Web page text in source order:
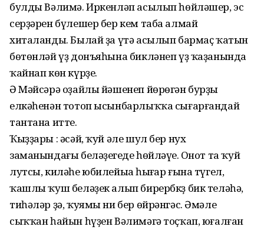
булды Вәлимә. Иркенләп асылып һөйләшер, эс
серҙәрен бүлешер бер кем таба алмай
хиталанды. Былай ҙа үтә асылып бармаҫ ҡатын
бөтөнләй үҙ донъяһына бикләнеп үҙ ҡаҙанында
ҡайнап көн күрҙе.
Ә Мәйсәрә оҙайлы йәшенеп йөрөгән бурҙың
елкәһенән тотоп ысынбарлыҡҡа сығарғандай
тантана итте.
Ҡыҙҙары : әсәй, ҡуй әле шул бер нух
заманындағы беләҙегеңде һөйләүең. Онот та ҡуй
лутсы, киләһе юбилейыңа һыңғар ғына түгел,
ҡашлы ҡуш беләҙек алып бирербкҙ бик теләһәң,
тиһәләр ҙә, ҡуямы ни бер өйрәнгәс. Әмәле
сыҡҡан һайын һүҙен Вәлимәгә тоҫҡап, юғалған